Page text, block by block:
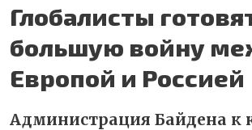
Глобалисты
большую войну
Европой и Россией
Администрация Байдена к